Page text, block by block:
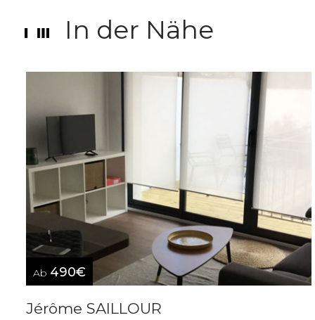
In der Nähe
Ab 490€
Jérôme SAILLOUR